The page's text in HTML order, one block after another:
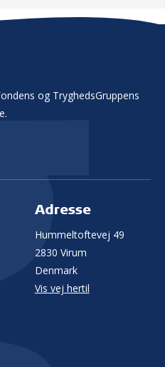
og TryghedsGruppens
Adresse
Hummeltoftevej 49
2830 Virum
Denmark
Vis vej hertil